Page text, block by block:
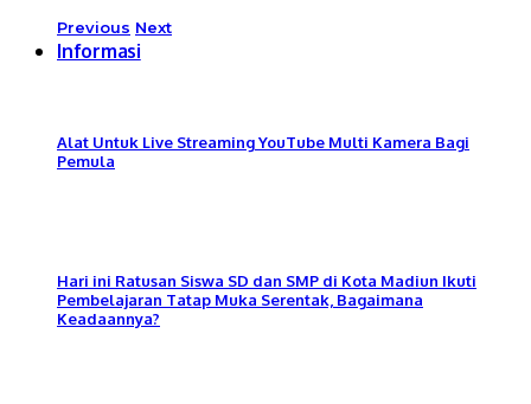
Previous Next
Informasi
Alat Untuk Live Streaming YouTube Multi Kamera Bagi
Pemula
Hari ini Ratusan Siswa SD dan SMP di Kota Madiun Ikuti
Pembelajaran Tatap Muka Serentak, Bagaimana
Keadaannya?